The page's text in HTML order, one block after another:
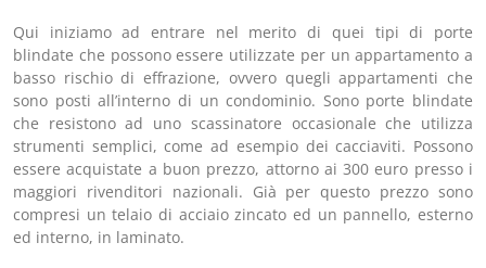
Qui iniziamo ad entrare nel merito di quei tipi di porte
blindate che possono essere utilizzate per un appartamento a
basso rischio di effrazione, ovvero quegli appartamenti che
sono posti all’interno di un condominio. Sono porte blindate
che resistono ad uno scassinatore occasionale che utilizza
strumenti semplici, come ad esempio dei cacciaviti. Possono
essere acquistate a buon prezzo, attorno ai 300 euro presso i
maggiori rivenditori nazionali. Già per questo prezzo sono
compresi un telaio di acciaio zincato ed un pannello, esterno
ed interno, in laminato.